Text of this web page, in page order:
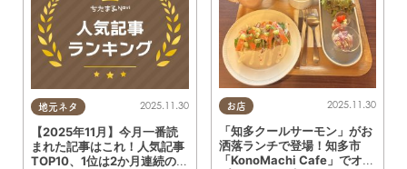
地元ネタ 2025.11.30
【2025年11月】今月一番読
まれた記事はこれ！人気記事
TOP10、1位は2か月連続の話
お店 2025.11.30
「知多クールサーモン」がお
洒落ランチで登場！知多市
「KonoMachi Cafe」でオー